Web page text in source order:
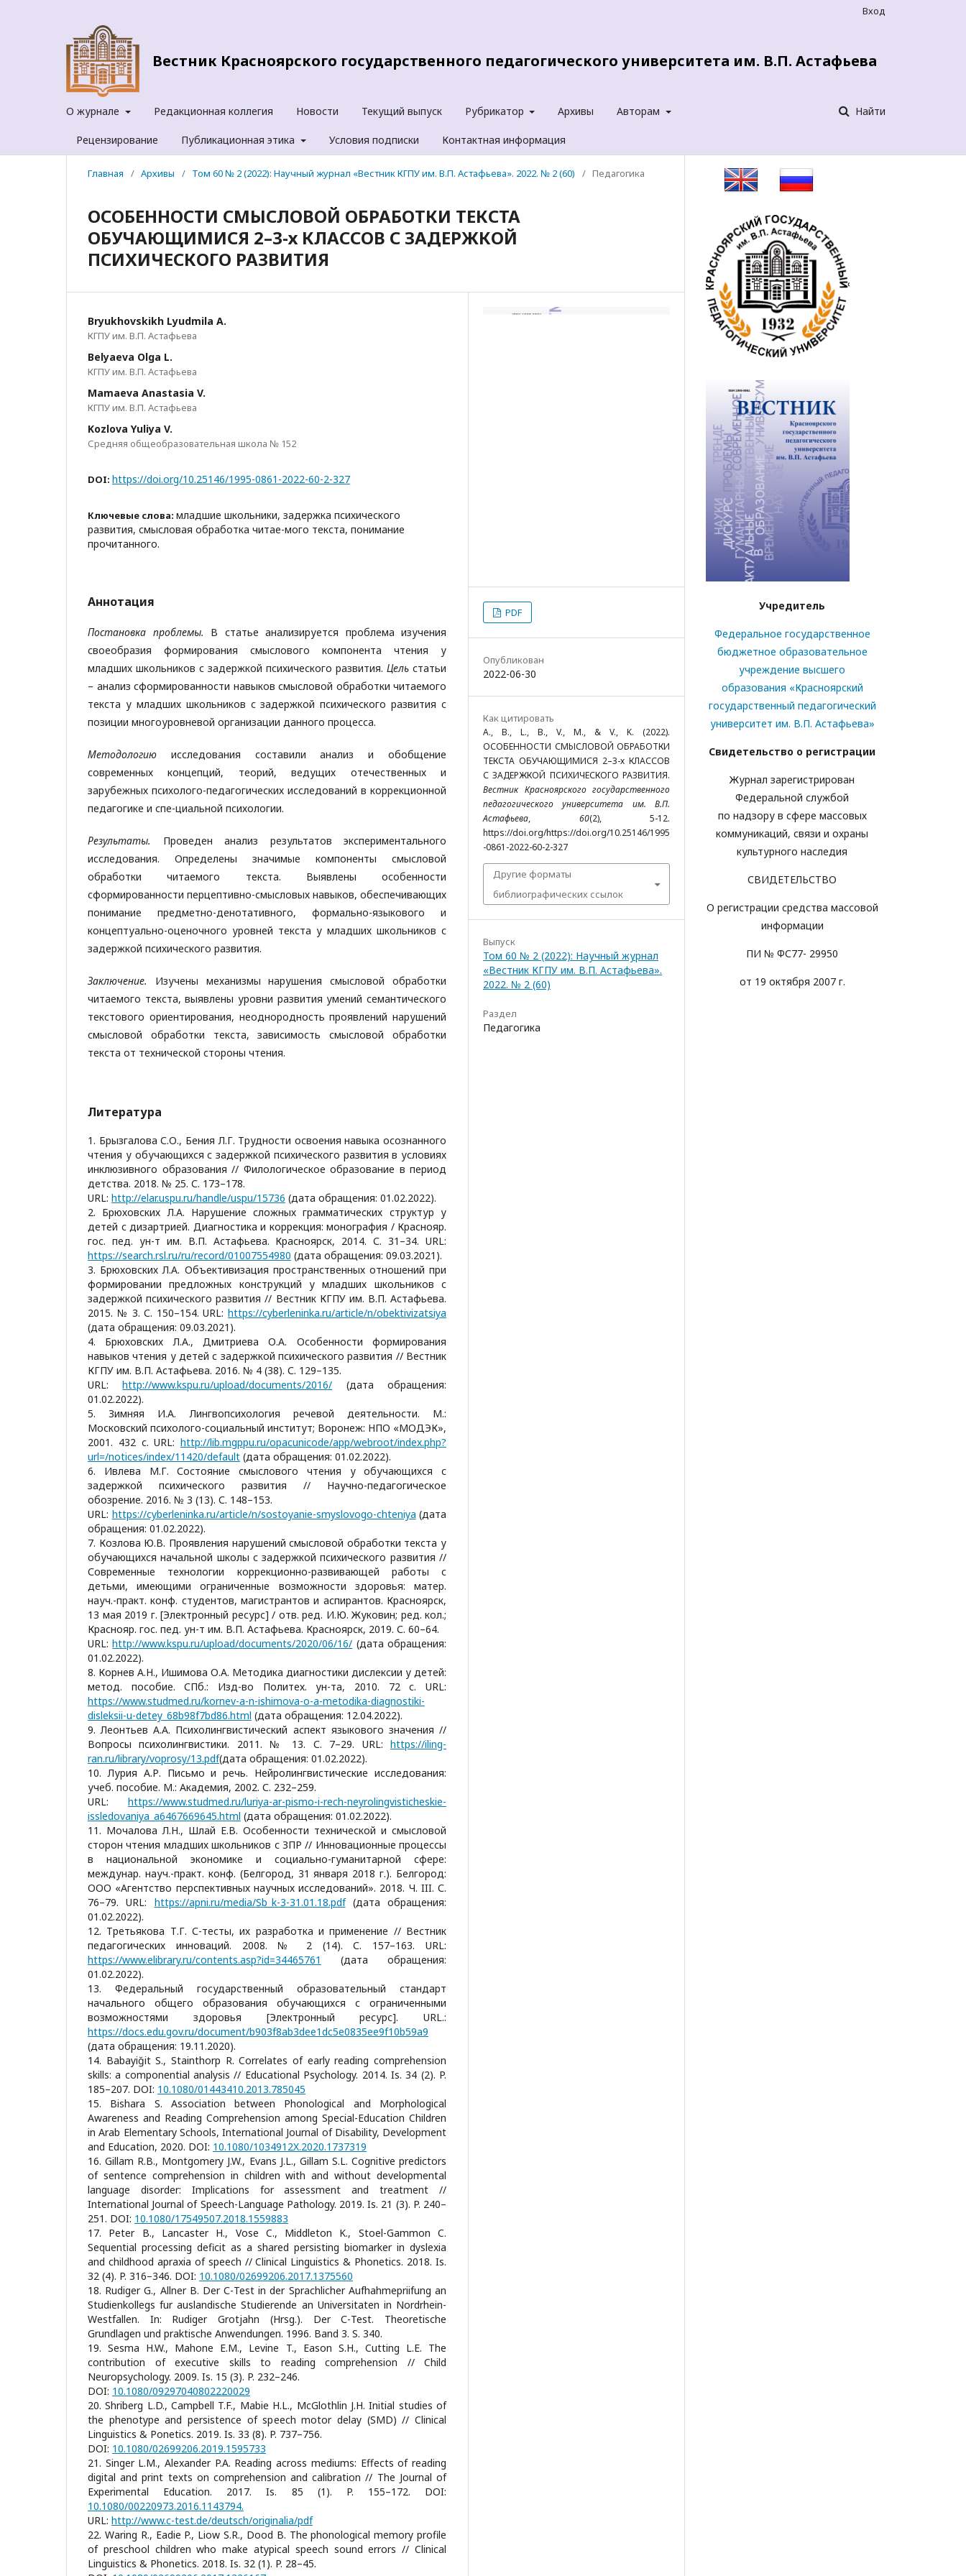
Вестник Красноярского государственного педагогического университета им. В.П. Астафьева
О журнале Редакционная коллегия Новости Текущий выпуск Рубрикатор Архивы Авторам
Рецензирование Публикационная этика Условия подписки Контактная информация
Найти
Вход
Главная / Архивы / Том 60 № 2 (2022): Научный журнал «Вестник КГПУ им. В.П. Астафьева». 2022. № 2 (60) / Педагогика
ОСОБЕННОСТИ СМЫСЛОВОЙ ОБРАБОТКИ ТЕКСТА
ОБУЧАЮЩИМИСЯ 2–3-х КЛАССОВ С ЗАДЕРЖКОЙ
ПСИХИЧЕСКОГО РАЗВИТИЯ
Bryukhovskikh Lyudmila A.
КГПУ им. В.П. Астафьева
Belyaeva Olga L.
КГПУ им. В.П. Астафьева
Mamaeva Anastasia V.
КГПУ им. В.П. Астафьева
Kozlova Yuliya V.
Средняя общеобразовательная школа № 152
DOI: https://doi.org/10.25146/1995-0861-2022-60-2-327
Ключевые слова: младшие школьники, задержка психического
развития, смысловая обработка читае-мого текста, понимание
прочитанного.
Аннотация
Постановка проблемы. В статье анализируется проблема изучения
своеобразия формирования смыслового компонента чтения у
младших школьников с задержкой психического развития. Цель статьи
– анализ сформированности навыков смысловой обработки читаемого
текста у младших школьников с задержкой психического развития с
позиции многоуровневой организации данного процесса.
Методологию исследования составили анализ и обобщение
современных концепций, теорий, ведущих отечественных и
зарубежных психолого-педагогических исследований в коррекционной
педагогике и спе-циальной психологии.
Результаты. Проведен анализ результатов экспериментального
исследования. Определены значимые компоненты смысловой
обработки читаемого текста. Выявлены особенности
сформированности перцептивно-смысловых навыков, обеспечивающих
понимание предметно-денотативного, формально-языкового и
концептуально-оценочного уровней текста у младших школьников с
задержкой психического развития.
Заключение.
Изучены механизмы нарушения смысловой обработки
читаемого текста, выявлены уровни развития умений семантического
текстового ориентирования, неоднородность проявлений нарушений
смысловой обработки текста, зависимость смысловой обработки
текста от технической стороны чтения.
Литература
1. Брызгалова С.О., Бения Л.Г. Трудности освоения навыка осознанного
чтения у обучающихся с задержкой психического развития в условиях
инклюзивного образования // Филологическое образование в период
детства. 2018. № 25. С. 173–178.
URL: http://elar.uspu.ru/handle/uspu/15736 (дата обращения: 01.02.2022).
2. Брюховских Л.А. Нарушение сложных грамматических структур у
детей с дизартрией. Диагностика и коррекция: монография / Краснояр.
гос. пед. ун-т им. В.П. Астафьева. Красноярск, 2014. С. 31–34. URL:
https://search.rsl.ru/ru/record/01007554980 (дата обращения: 09.03.2021).
3. Брюховских Л.А. Объективизация пространственных отношений при
формировании предложных конструкций у младших школьников с
задержкой психического развития // Вестник КГПУ им. В.П. Астафьева.
2015. № 3. С. 150–154. URL: https://cyberleninka.ru/article/n/obektivizatsiya
(дата обращения: 09.03.2021).
4. Брюховских Л.А., Дмитриева О.А. Особенности формирования
навыков чтения у детей с задержкой психического развития // Вестник
КГПУ им. В.П. Астафьева. 2016. № 4 (38). С. 129–135.
URL:http://www.kspu.ru/upload/documents/2016/ (дата обращения:
01.02.2022).
5. Зимняя И.А. Лингвопсихология речевой деятельности. М.:
Московский психолого-социальный институт; Воронеж: НПО «МОДЭК»,
2001. 432 с. URL: http://lib.mgppu.ru/opacunicode/app/webroot/index.php?
url=/notices/index/11420/default (дата обращения: 01.02.2022).
6. Ивлева М.Г. Состояние смыслового чтения у обучающихся с
задержкой психического развития // Научно-педагогическое
обозрение. 2016. № 3 (13). С. 148–153.
URL: https://cyberleninka.ru/article/n/sostoyanie-smyslovogo-chteniya (дата
обращения: 01.02.2022).
7. Козлова Ю.В. Проявления нарушений смысловой обработки текста у
обучающихся начальной школы с задержкой психического развития //
Современные технологии коррекционно-развивающей работы с
детьми, имеющими ограниченные возможности здоровья: матер.
науч.-практ. конф. студентов, магистрантов и аспирантов. Красноярск,
13 мая 2019 г. [Электронный ресурс] / отв. ред. И.Ю. Жуковин; ред. кол.;
Краснояр. гос. пед. ун-т им. В.П. Астафьева. Красноярск, 2019. С. 60–64.
URL:http://www.kspu.ru/upload/documents/2020/06/16/ (дата обращения:
01.02.2022).
8. Корнев А.Н., Ишимова О.А. Методика диагностики дислексии у детей:
метод. пособие. СПб.: Изд-во Политех. ун-та, 2010. 72 с. URL:
https://www.studmed.ru/kornev-a-n-ishimova-o-a-metodika-diagnostiki-
disleksii-u-detey_68b98f7bd86.html (дата обращения: 12.04.2022).
9. Леонтьев А.А. Психолингвистический аспект языкового значения //
Вопросы психолингвистики. 2011. № 13. С. 7–29. URL: https://iling-
ran.ru/library/voprosy/13.pdf(дата обращения: 01.02.2022).
10. Лурия А.Р. Письмо и речь. Нейролингвистические исследования:
учеб. пособие. М.: Академия, 2002. С. 232–259.
URL: https://www.studmed.ru/luriya-ar-pismo-i-rech-neyrolingvisticheskie-
issledovaniya_a6467669645.html (дата обращения: 01.02.2022).
11. Мочалова Л.Н., Шлай Е.В. Особенности технической и смысловой
сторон чтения младших школьников с ЗПР // Инновационные процессы
в национальной экономике и социально-гуманитарной сфере:
междунар. науч.-практ. конф. (Белгород, 31 января 2018 г.). Белгород:
ООО «Агентство перспективных научных исследований». 2018. Ч. III. С.
76–79. URL: https://apni.ru/media/Sb_k-3-31.01.18.pdf(дата обращения:
01.02.2022).
12. Третьякова Т.Г. С-тесты, их разработка и применение // Вестник
педагогических инноваций. 2008. № 2 (14). С. 157–163. URL:
https://www.elibrary.ru/contents.asp?id=34465761
(дата обращения:
01.02.2022).
13. Федеральный государственный образовательный стандарт
начального общего образования обучающихся с ограниченными
возможностями здоровья [Электронный ресурс]. URL.:
https://docs.edu.gov.ru/document/b903f8ab3dee1dc5e0835ee9f10b59a9
(дата обращения: 19.11.2020).
14. Babayiğit S., Stainthorp R. Correlates of early reading comprehension
skills: a componential analysis // Educational Psychology. 2014. Is. 34 (2). P.
185–207. DOI: 10.1080/01443410.2013.785045
15. Bishara S. Association between Phonological and Morphological
Awareness and Reading Comprehension among Special-Education Children
in Arab Elementary Schools, International Journal of Disability, Development
and Education, 2020. DOI: 10.1080/1034912X.2020.1737319
16. Gillam R.B., Montgomery J.W., Evans J.L., Gillam S.L. Cognitive predictors
of sentence comprehension in children with and without developmental
language disorder: Implications for assessment and treatment //
International Journal of Speech-Language Pathology. 2019. Is. 21 (3). P. 240–
251. DOI: 10.1080/17549507.2018.1559883
17. Peter B., Lancaster H., Vose C., Middleton K., Stoel-Gammon C.
Sequential processing deficit as a shared persisting biomarker in dyslexia
and childhood apraxia of speech // Clinical Linguistics & Phonetics. 2018. Is.
32 (4). P. 316–346. DOI: 10.1080/02699206.2017.1375560
18. Rudiger G., Allner B. Der С-Test in der Sprachlicher Aufhahmepriifung an
Studienkollegs fur auslandische Studierende an Universitaten in Nordrhein-
Westfallen. In: Rudiger Grotjahn (Hrsg.). Der С-Test. Theoretische
Grundlagen und praktische Anwendungen. 1996. Band 3. S. 340.
19. Sesma H.W., Mahone E.M., Levine T., Eason S.H., Cutting L.E. The
contribution of executive skills to reading comprehension // Child
Neuropsychology. 2009. Is. 15 (3). P. 232–246.
DOI: 10.1080/09297040802220029
20. Shriberg L.D., Campbell T.F., Mabie H.L., McGlothlin J.H. Initial studies of
the phenotype and persistence of speech motor delay (SMD) // Clinical
Linguistics & Ponetics. 2019. Is. 33 (8). P. 737–756.
DOI: 10.1080/02699206.2019.1595733
21. Singer L.M., Alexander P.A. Reading across mediums: Effects of reading
digital and print texts on comprehension and calibration // The Journal of
Experimental Education. 2017. Is. 85 (1). P. 155–172. DOI:
10.1080/00220973.2016.1143794.
URL: http://www.c-test.de/deutsch/originalia/pdf
22. Waring R., Eadie P., Liow S.R., Dood B. The phonological memory profile
of preschool children who make atypical speech sound errors // Clinical
Linguistics & Phonetics. 2018. Is. 32 (1). P. 28–45.
PDF
Опубликован
2022-06-30
Как цитировать
A., B., L., B., V., M., & V., K. (2022).
ОСОБЕННОСТИ СМЫСЛОВОЙ ОБРАБОТКИ
ТЕКСТА ОБУЧАЮЩИМИСЯ 2–3-х КЛАССОВ
С ЗАДЕРЖКОЙ ПСИХИЧЕСКОГО РАЗВИТИЯ.
Вестник Красноярского государственного
педагогического университета им. В.П.
Астафьева, 60(2), 5-12.
https://doi.org/https://doi.org/10.25146/1995
-0861-2022-60-2-327
Другие форматы
библиографических ссылок
Выпуск
Том 60 № 2 (2022): Научный журнал
«Вестник КГПУ им. В.П. Астафьева».
2022. № 2 (60)
Раздел
Педагогика
Учредитель
Федеральное государственное
бюджетное образовательное
учреждение высшего
образования «Красноярский
государственный педагогический
университет им. В.П. Астафьева»
Свидетельство о регистрации
Журнал зарегистрирован
Федеральной службой
по надзору в сфере массовых
коммуникаций, связи и охраны
культурного наследия
СВИДЕТЕЛЬСТВО
О регистрации средства массовой
информации
ПИ № ФС77- 29950
от 19 октября 2007 г.